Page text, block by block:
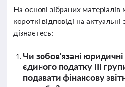
На основі зібраних
короткі відповіді на
дізнаєтесь:
Чи зобов'язані
єдиного податку ІІІ
подавати фінансову